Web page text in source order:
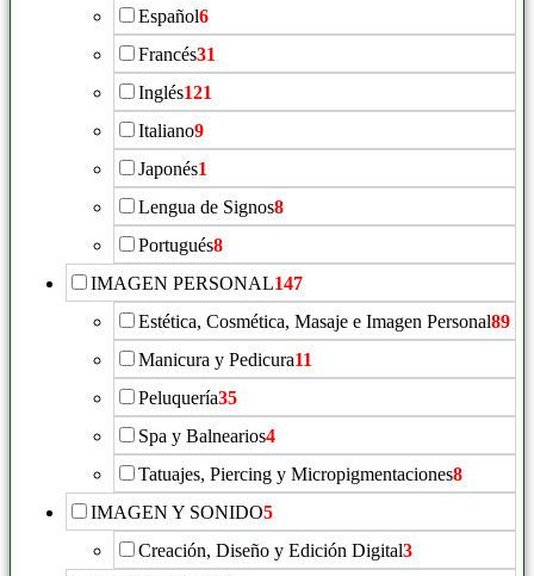
Español6
Francés31
Inglés121
Italiano9
Japonés1
Lengua de Signos8
Portugués8
IMAGEN PERSONAL147
Estética, Cosmética, Masaje e Imagen Personal89
Manicura y Pedicura11
Peluquería35
Spa y Balnearios4
Tatuajes, Piercing y Micropigmentaciones8
IMAGEN Y SONIDO5
Creación, Diseño y Edición Digital3